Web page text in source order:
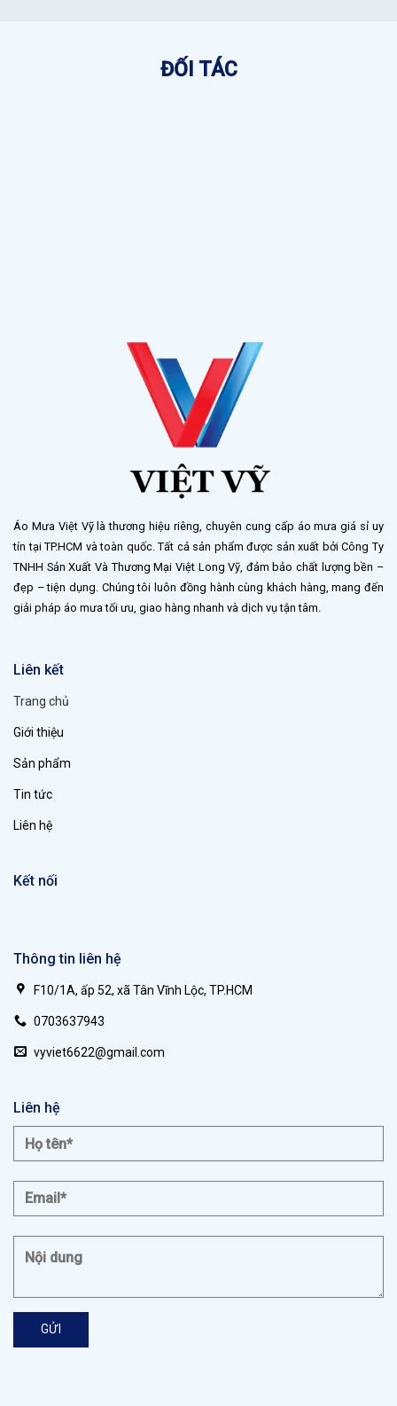
ĐỐI TÁC
Áo Mưa Việt Vỹ là thương hiệu riêng, chuyên cung cấp áo mưa giá sỉ uy
tín tại TP.HCM và toàn quốc. Tất cả sản phẩm được sản xuất bởi Công Ty
TNHH Sản Xuất Và Thương Mại Việt Long Vỹ, đảm bảo chất lượng bền –
đẹp – tiện dụng. Chúng tôi luôn đồng hành cùng khách hàng, mang đến
giải pháp áo mưa tối ưu, giao hàng nhanh và dịch vụ tận tâm.
Liên kết
Trang chủ
Giới thiệu
Sản phẩm
Tin tức
Liên hệ
Kết nối
Thông tin liên hệ
F10/1A, ấp 52, xã Tân Vĩnh Lộc, TP.HCM
0703637943
vyviet6622@gmail.com
Liên hệ